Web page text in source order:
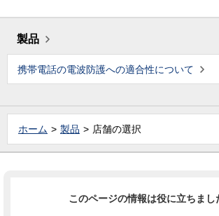
製品
携帯電話の電波防護への適合性について
ホーム 製品 店舗の選択
このページの情報は役に立ちまし